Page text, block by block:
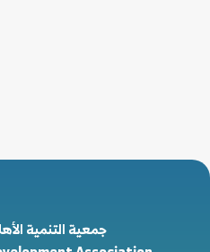
جمعية التنمية